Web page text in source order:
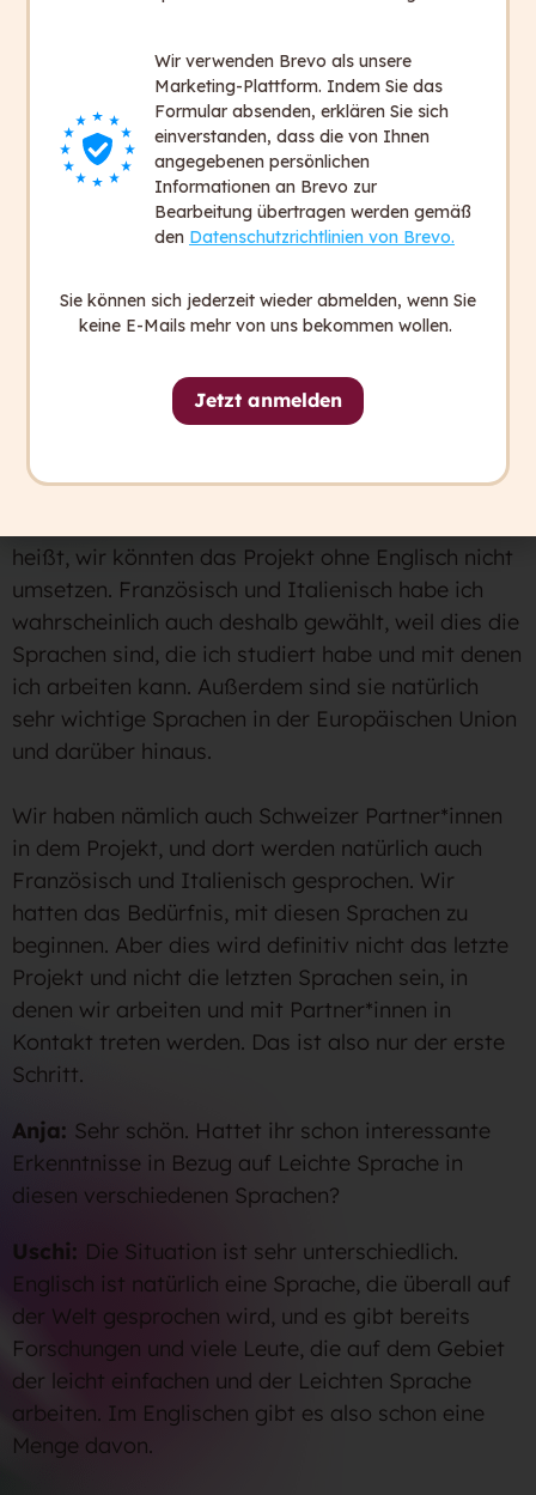
Sie erforschen zum Beispiel auch, wie Menschen
mit verschiedenen Behinderungen leicht Zugang zu
Texten finden können. Die eine Person befasst sich
mit Autismus, die andere mit Gehörlosen, zum
Beispiel. Wir haben also wirklich eine Vielzahl von
unterschiedlichen Ansätzen. Auch der linguistisch-
zum Projekt bei.
Das klingt wirklich interessant. Aus welchem
Grund wurden genau diese 4 Sprachen und 5
Uschi:Englisch ist die Hauptsprache, die in einem
heißt, wir könnten das Projekt ohne Englisch nicht
umsetzen. Französisch und Italienisch habe ich
wahrscheinlich auch deshalb gewählt, weil dies die
Sprachen sind, die ich studiert habe und mit denen
ich arbeiten kann. Außerdem sind sie natürlich
sehr wichtige Sprachen in der Europäischen Union
und darüber hinaus.
Wir haben nämlich auch Schweizer Partner*innen
in dem Projekt, und dort werden natürlich auch
Französisch und Italienisch gesprochen. Wir
hatten das Bedürfnis, mit diesen Sprachen zu
beginnen. Aber dies wird definitiv nicht das letzte
Projekt und nicht die letzten Sprachen sein, in
denen wir arbeiten und mit Partner*innen in
Kontakt treten werden. Das ist also nur der erste
Schritt.
Anja: Sehr schön. Hattet ihr schon interessante
Erkenntnisse in Bezug auf Leichte Sprache in
diesen verschiedenen Sprachen?
Uschi: Die Situation ist sehr unterschiedlich.
Englisch ist natürlich eine Sprache, die überall auf
der Welt gesprochen wird, und es gibt bereits
Forschungen und viele Leute, die auf dem Gebiet
der leicht einfachen und der Leichten Sprache
arbeiten. Im Englischen gibt es also schon eine
Menge davon.
Wir verwenden Brevo als unsere
Marketing-Plattform. Indem Sie das
Formular absenden, erklären Sie sich
einverstanden, dass die von Ihnen
angegebenen persönlichen
Informationen an Brevo zur
Bearbeitung übertragen werden gemäß
den Datenschutzrichtlinien von Brevo.
Sie können sich jederzeit wieder abmelden, wenn Sie
keine E-Mails mehr von uns bekommen wollen.
Jetzt anmelden